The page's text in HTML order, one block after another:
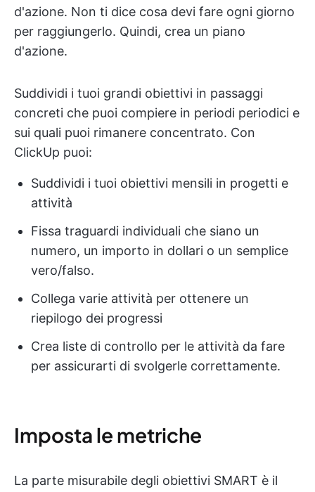
d'azione. Non ti dice cosa devi fare ogni giorno
per raggiungerlo. Quindi, crea un piano
d'azione.
Suddividi i tuoi grandi obiettivi in passaggi
concreti che puoi compiere in periodi periodici e
sui quali puoi rimanere concentrato. Con
ClickUp puoi:
Suddividi i tuoi obiettivi mensili in progetti e
attività
Fissa traguardi individuali che siano un
numero, un importo in dollari o un semplice
vero/falso.
Collega varie attività per ottenere un
riepilogo dei progressi
Crea liste di controllo per le attività da fare
per assicurarti di svolgerle correttamente.
Imposta le metriche
La parte misurabile degli obiettivi SMART è il